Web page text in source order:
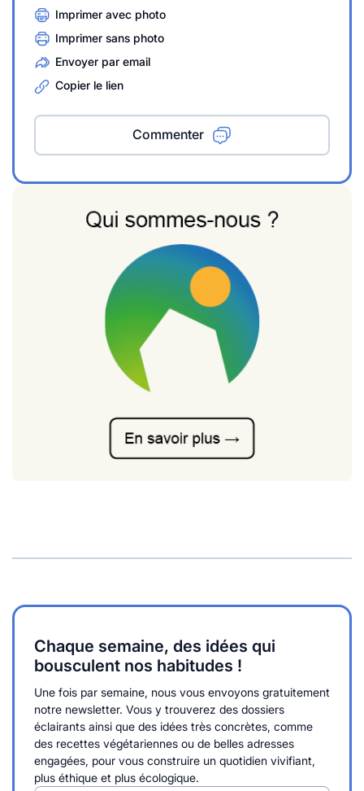
Imprimer avec photo
Imprimer sans photo
Envoyer par email
Copier le lien
Commenter
Chaque semaine, des idées qui
bousculent nos habitudes !
Une fois par semaine, nous vous envoyons gratuitement
notre newsletter. Vous y trouverez des dossiers
éclairants ainsi que des idées très concrètes, comme
des recettes végétariennes ou de belles adresses
engagées, pour vous construire un quotidien vivifiant,
plus éthique et plus écologique.